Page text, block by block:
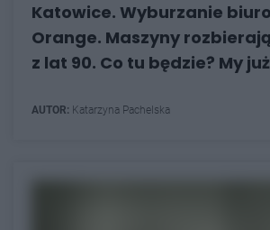
Katowice. Wyburzanie
Orange. Maszyny
z lat 90. Co tu będzie? My
AUTOR: Katarzyna Pachelska